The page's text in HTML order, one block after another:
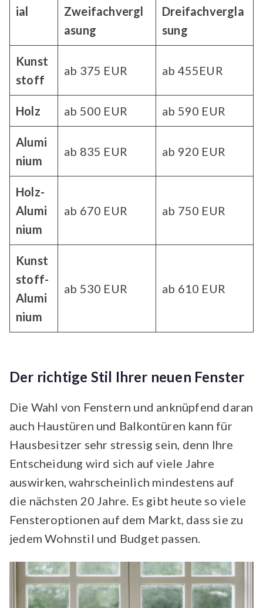
ial
Zweifachvergl
asung
Dreifachvergla
sung
Kunst
stoff
ab 375 EUR ab 455EUR
Holz ab 500 EUR ab 590 EUR
Alumi
nium
ab 835 EUR ab 920 EUR
Holz-
Alumi
nium
ab 670 EUR ab 750 EUR
Kunst
stoff-
Alumi
nium
ab 530 EUR ab 610 EUR
Der richtige Stil Ihrer neuen Fenster
Die Wahl von Fenstern und anknüpfend daran
auch Haustüren und Balkontüren kann für
Hausbesitzer sehr stressig sein, denn Ihre
Entscheidung wird sich auf viele Jahre
auswirken, wahrscheinlich mindestens auf
die nächsten 20 Jahre. Es gibt heute so viele
Fensteroptionen auf dem Markt, dass sie zu
jedem Wohnstil und Budget passen.